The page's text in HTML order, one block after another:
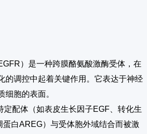
）是一种跨膜酪氨酸激酶受体，在
的调控中起着关键作用。它表达于神经
细胞的表面。
定配体（如表皮生长因子EGF、转化生
白AREG）与受体胞外域结合而被激